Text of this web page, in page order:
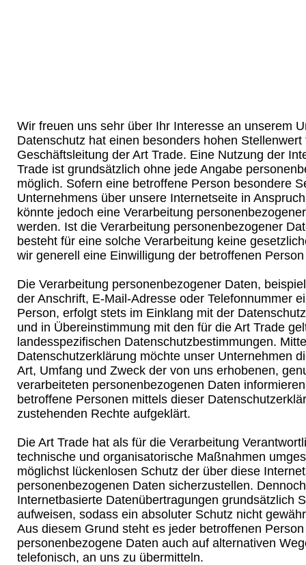
Wir freuen uns sehr über Ihr Interesse an unserem
Datenschutz hat einen besonders hohen Stellenwert
Geschäftsleitung der Art Trade. Eine Nutzung der
Trade ist grundsätzlich ohne jede Angabe
möglich. Sofern eine betroffene Person besondere
Unternehmens über unsere Internetseite in
könnte jedoch eine Verarbeitung
werden. Ist die Verarbeitung personenbezogener
besteht für eine solche Verarbeitung keine
wir generell eine Einwilligung der betroffenen
Die Verarbeitung personenbezogener Daten,
der Anschrift, E-Mail-Adresse oder Telefonnummer
Person, erfolgt stets im Einklang mit der
und in Übereinstimmung mit den für die Art Trade
landesspezifischen Datenschutzbestimmungen.
Datenschutzerklärung möchte unser Unternehmen
Art, Umfang und Zweck der von uns erhobenen,
verarbeiteten personenbezogenen Daten
betroffene Personen mittels dieser
zustehenden Rechte aufgeklärt.
Die Art Trade hat als für die Verarbeitung
technische und organisatorische Maßnahmen
möglichst lückenlosen Schutz der über diese
personenbezogenen Daten sicherzustellen.
Internetbasierte Datenübertragungen grundsätzlich
aufweisen, sodass ein absoluter Schutz nicht
Aus diesem Grund steht es jeder betroffenen
personenbezogene Daten auch auf alternativen
telefonisch, an uns zu übermitteln.